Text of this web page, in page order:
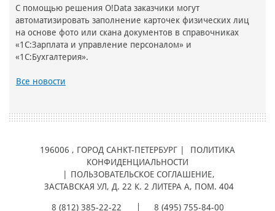
С помощью решения O!Data заказчики могут
автоматизировать заполнение карточек физических лиц
на основе фото или скана документов в справочниках
«1С:Зарплата и управление персоналом» и
«1С:Бухгалтерия».
Все новости
196006 , ГОРОД САНКТ-ПЕТЕРБУРГ |
ПОЛИТИКА
КОНФИДЕНЦИАЛЬНОСТИ
ПОЛЬЗОВАТЕЛЬСКОЕ СОГЛАШЕНИЕ,
ЗАСТАВСКАЯ УЛ, Д. 22 К. 2 ЛИТЕРА А, ПОМ. 404
8 (812) 385-22-22 8 (495) 755-84-00